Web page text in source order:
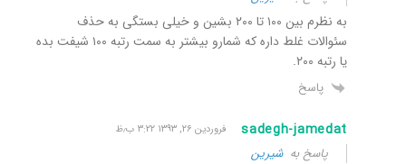
به نظرم بین ۱۰۰ تا ۲۰۰ بشین و خیلی بستگی به حذف
سئوالات غلط داره که شمارو بیشتر به سمت رتبه ۱۰۰ شیفت بده
یا رتبه ۲۰۰.
پاسخ
sadegh-jamedat فروردین ۲۶, ۱۳۹۳ ۳:۲۲ ب٫ظ
پاسخ بهشیرین